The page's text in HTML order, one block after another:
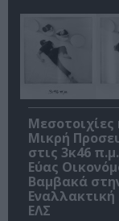
Μεσοτοιχίες
Μικρή
στις 3κ46
Εύας
Βαμβακά
Εναλλακτική
ΕΛΣ